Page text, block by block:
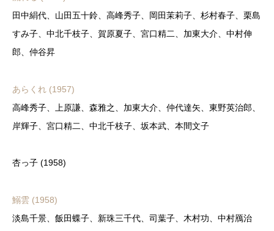
田中絹代、山田五十鈴、高峰秀子、岡田茉莉子、杉村春子、栗島
すみ子、中北千枝子、賀原夏子、宮口精二、加東大介、中村伸
郎、仲谷昇
あらくれ (1957)
高峰秀子、上原謙、森雅之、加東大介、仲代達矢、東野英治郎、
岸輝子、宮口精二、中北千枝子、坂本武、本間文子
杏っ子 (1958)
鰯雲 (1958)
淡島千景、飯田蝶子、新珠三千代、司葉子、木村功、中村鴈治